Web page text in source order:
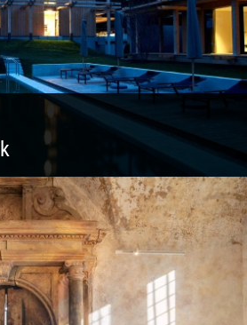
außergewöhnliches
der Ruhe und
Fotostrecke